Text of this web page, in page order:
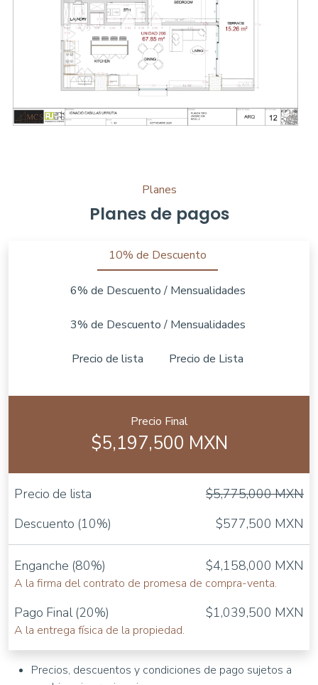
Planes
Planes de pagos
10% de Descuento
6% de Descuento / Mensualidades
3% de Descuento / Mensualidades
Precio de lista Precio de Lista
Precio Final
$5,197,500 MXN
Precio de lista
$5,775,000 MXN
Descuento (10%)
$577,500 MXN
Enganche (80%) $4,158,000 MXN
A la firma del contrato de promesa de compra-venta.
Pago Final (20%) $1,039,500 MXN
A la entrega física de la propiedad.
Precios, descuentos y condiciones de pago sujetos a